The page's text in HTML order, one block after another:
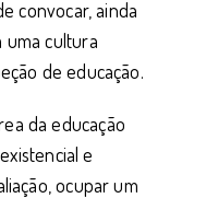
convocar, ainda
uma cultura
de educação.
da educação
e
ocupar um